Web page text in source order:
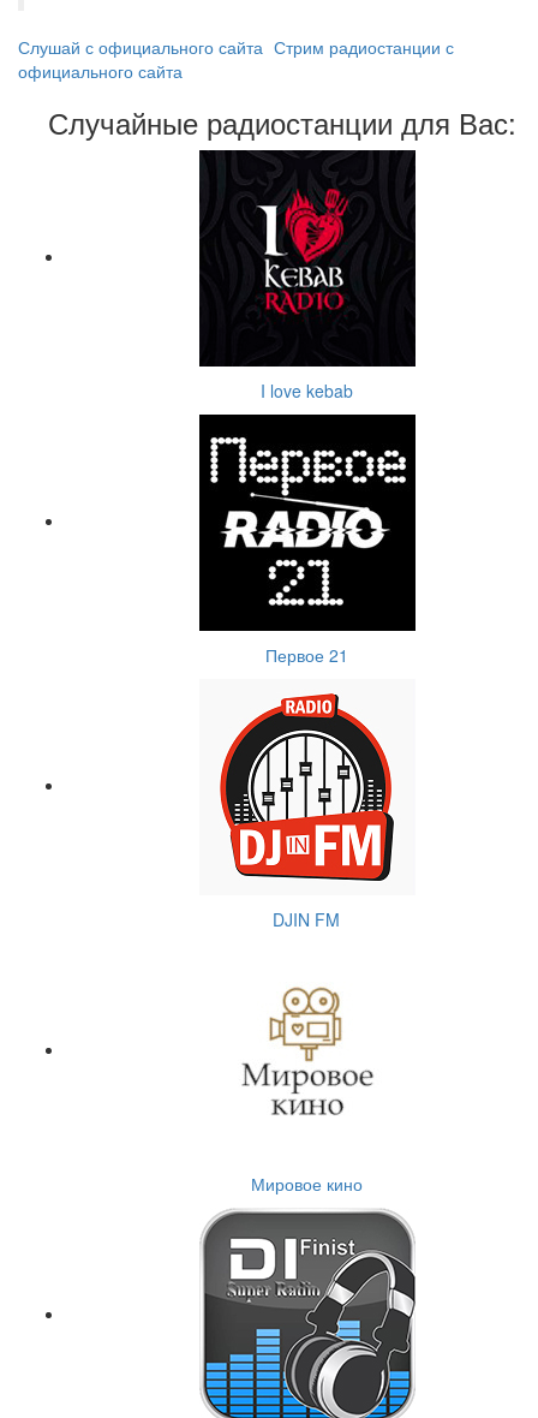
Слушай с официального сайта Стрим радиостанции с
официального сайта
Случайные радиостанции для Вас:
I love kebab
Первое 21
DJIN FM
Мировое кино